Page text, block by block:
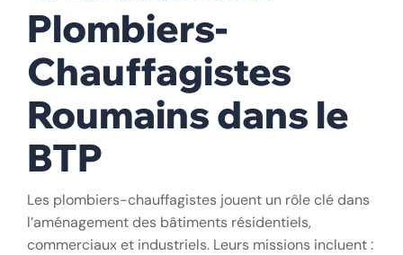
Plombiers-
Chauffagistes
Roumains dans le
BTP
Les plombiers-chauffagistes jouent un rôle clé dans
l’aménagement des bâtiments résidentiels,
commerciaux et industriels. Leurs missions incluent :